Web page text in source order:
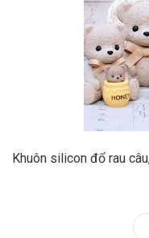
Khuôn silicon đổ rau